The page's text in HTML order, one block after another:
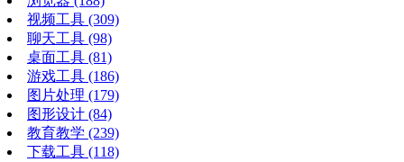
视频工具 (309)
聊天工具 (98)
桌面工具 (81)
游戏工具 (186)
图片处理 (179)
图形设计 (84)
教育教学 (239)
下载工具 (118)